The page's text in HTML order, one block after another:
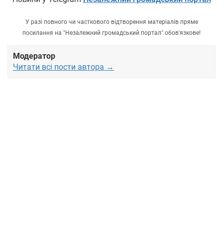
У разі повного чи часткового відтворення матеріалів пряме
посилання на "Незалежний громадський портал" обов'язкове!
Модератор
Читати всі пости автора →